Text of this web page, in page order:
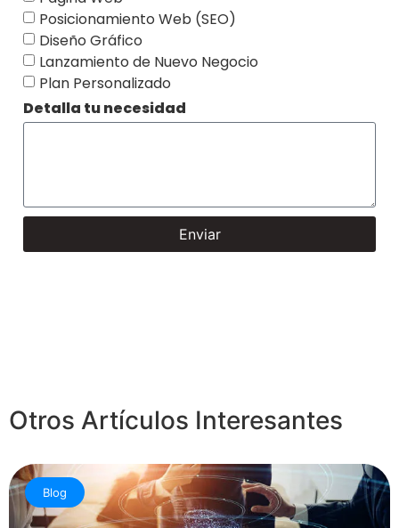
Posicionamiento Web (SEO)
Diseño Gráfico
Lanzamiento de Nuevo Negocio
Plan Personalizado
Detalla tu necesidad
Enviar
Otros Artículos Interesantes
Blog